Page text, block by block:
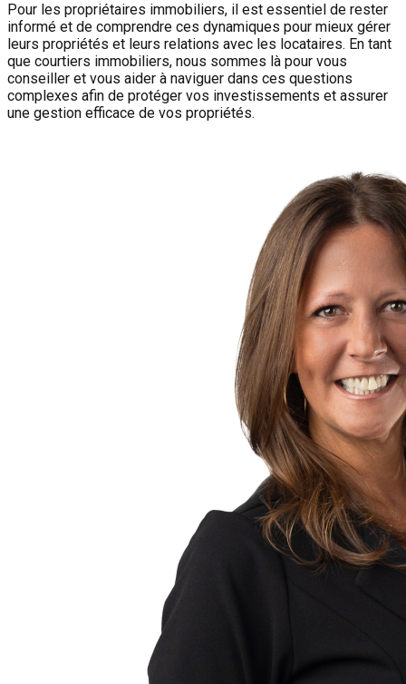
Pour les propriétaires immobiliers, il est essentiel de rester
informé et de comprendre ces dynamiques pour mieux gérer
leurs propriétés et leurs relations avec les locataires. En tant
que courtiers immobiliers, nous sommes là pour vous
conseiller et vous aider à naviguer dans ces questions
complexes afin de protéger vos investissements et assurer
une gestion efficace de vos propriétés.